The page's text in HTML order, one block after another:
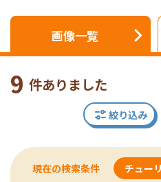
画像一覧
9 件ありました
絞り込み
現在の検索条件 チュー